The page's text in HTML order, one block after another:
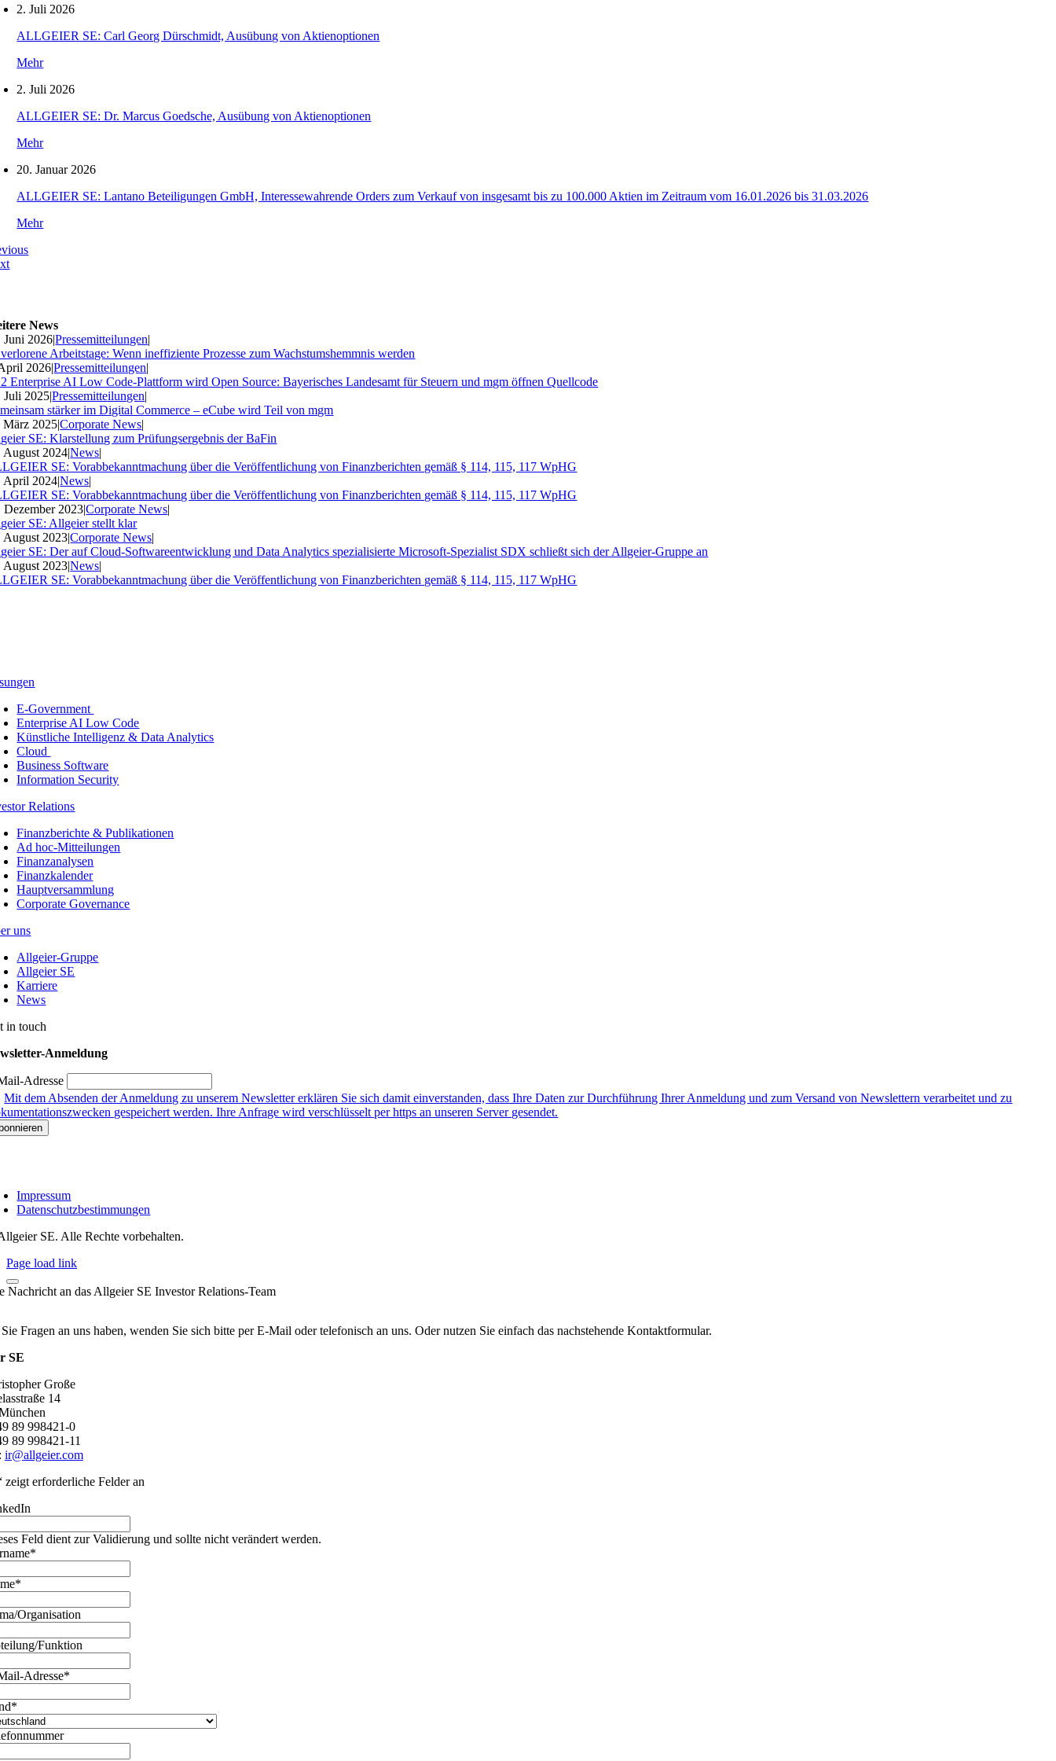
2. Juli 2026
ALLGEIER SE: Carl Georg Dürschmidt, Ausübung von Aktienoptionen
Mehr
2. Juli 2026
ALLGEIER SE: Dr. Marcus Goedsche, Ausübung von Aktienoptionen
Mehr
20. Januar 2026
ALLGEIER SE: Lantano Beteiligungen GmbH, Interessewahrende Orders zum Verkauf von insgesamt bis zu 100.000 Aktien im Zeitraum vom 16.01.2026 bis 31.03.2026
Mehr
News
Juni 2026|Pressemitteilungen|
Arbeitstage: Wenn ineffiziente Prozesse zum Wachstumshemmnis werden
2026|Pressemitteilungen|
Enterprise AI Low Code-Plattform wird Open Source: Bayerisches Landesamt für Steuern und mgm öffnen Quellcode
Juli 2025|Pressemitteilungen|
stärker im Digital Commerce – eCube wird Teil von mgm
März 2025|Corporate News|
SE: Klarstellung zum Prüfungsergebnis der BaFin
August 2024|News|
SE: Vorabbekanntmachung über die Veröffentlichung von Finanzberichten gemäß § 114, 115, 117 WpHG
April 2024|News|
SE: Vorabbekanntmachung über die Veröffentlichung von Finanzberichten gemäß § 114, 115, 117 WpHG
Dezember 2023|Corporate News|
SE: Allgeier stellt klar
August 2023|Corporate News|
SE: Der auf Cloud-Softwareentwicklung und Data Analytics spezialisierte Microsoft-Spezialist SDX schließt sich der Allgeier-Gruppe an
August 2023|News|
SE: Vorabbekanntmachung über die Veröffentlichung von Finanzberichten gemäß § 114, 115, 117 WpHG
E-Government
Enterprise AI Low Code
Künstliche Intelligenz & Data Analytics
Cloud
Business Software
Information Security
Relations
Finanzberichte & Publikationen
Ad hoc-Mitteilungen
Finanzanalysen
Finanzkalender
Hauptversammlung
Corporate Governance
uns
Allgeier-Gruppe
Allgeier SE
Karriere
News
in touch
Anmeldung
Adresse
Mit dem Absenden der Anmeldung zu unserem Newsletter erklären Sie sich damit einverstanden, dass Ihre Daten zur Durchführung Ihrer Anmeldung und zum Versand von Newslettern verarbeitet und zu
gespeichert werden. Ihre Anfrage wird verschlüsselt per https an unseren Server gesendet.
Impressum
Datenschutzbestimmungen
SE. Alle Rechte vorbehalten.
Page load link
Nachricht an das Allgeier SE Investor Relations-Team
Fragen an uns haben, wenden Sie sich bitte per E-Mail oder telefonisch an uns. Oder nutzen Sie einfach das nachstehende Kontaktformular.
SE
Große
14
89 998421-0
89 998421-11
ir@allgeier.com
zeigt erforderliche Felder an
Feld dient zur Validierung und sollte nicht verändert werden.
*
*
Organisation
Funktion
Adresse*
*